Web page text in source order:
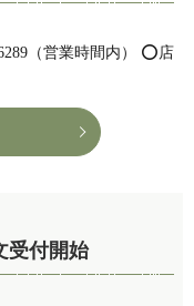
（営業時間内） ⭕️店
受付開始